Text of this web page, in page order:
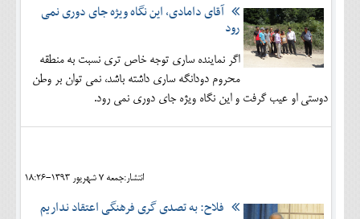
آقای دامادی، این نگاه ويژه جای دوری نمی
رود
اگر نماینده ساری توجه خاص تری نسبت به منطقه
محروم دودانگه ساری داشته باشد، نمي توان بر وطن
دوستی او عيب گرفت و این نگاه ويژه جای دوری نمی رود.
انتشار:جمعه 7 شهريور 1393-18:26
فلاح: به تصدی گری فرهنگی اعتقاد نداریم